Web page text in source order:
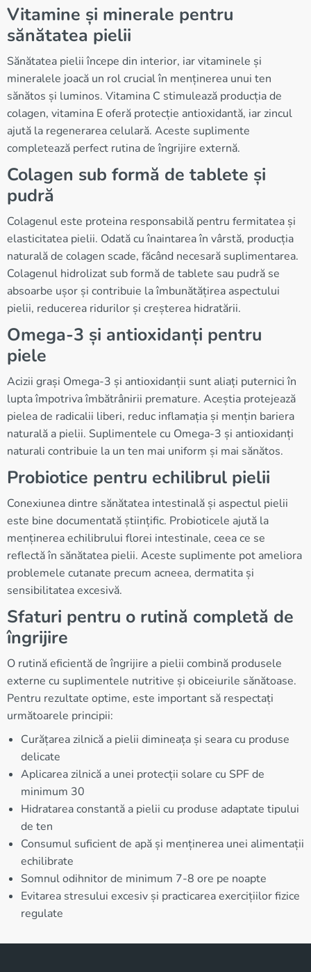
Vitamine și minerale pentru
sănătatea pielii
Sănătatea pielii începe din interior, iar vitaminele și
mineralele joacă un rol crucial în menținerea unui ten
sănătos și luminos. Vitamina C stimulează producția de
colagen, vitamina E oferă protecție antioxidantă, iar zincul
ajută la regenerarea celulară. Aceste suplimente
completează perfect rutina de îngrijire externă.
Colagen sub formă de tablete și
pudră
Colagenul este proteina responsabilă pentru fermitatea și
elasticitatea pielii. Odată cu înaintarea în vârstă, producția
naturală de colagen scade, făcând necesară suplimentarea.
Colagenul hidrolizat sub formă de tablete sau pudră se
absoarbe ușor și contribuie la îmbunătățirea aspectului
pielii, reducerea ridurilor și creșterea hidratării.
Omega-3 și antioxidanți pentru
piele
Acizii grași Omega-3 și antioxidanții sunt aliați puternici în
lupta împotriva îmbătrânirii premature. Aceștia protejează
pielea de radicalii liberi, reduc inflamația și mențin bariera
naturală a pielii. Suplimentele cu Omega-3 și antioxidanți
naturali contribuie la un ten mai uniform și mai sănătos.
Probiotice pentru echilibrul pielii
Conexiunea dintre sănătatea intestinală și aspectul pielii
este bine documentată științific. Probioticele ajută la
menținerea echilibrului florei intestinale, ceea ce se
reflectă în sănătatea pielii. Aceste suplimente pot ameliora
problemele cutanate precum acneea, dermatita și
sensibilitatea excesivă.
Sfaturi pentru o rutină completă de
îngrijire
O rutină eficientă de îngrijire a pielii combină produsele
externe cu suplimentele nutritive și obiceiurile sănătoase.
Pentru rezultate optime, este important să respectați
următoarele principii:
Curățarea zilnică a pielii dimineața și seara cu produse
delicate
Aplicarea zilnică a unei protecții solare cu SPF de
minimum 30
Hidratarea constantă a pielii cu produse adaptate tipului
de ten
Consumul suficient de apă și menținerea unei alimentații
echilibrate
Somnul odihnitor de minimum 7-8 ore pe noapte
Evitarea stresului excesiv și practicarea exercițiilor fizice
regulate